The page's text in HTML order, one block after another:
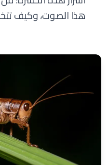
هذا الصوت، وكيف